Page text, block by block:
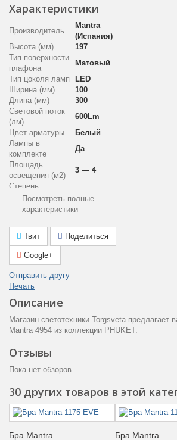
Характеристики
Производитель
Mantra
(Испания)
Высота (мм)
197
Тип поверхности
плафона
Матовый
Тип цоколя ламп
LED
Ширина (мм)
100
Длина (мм)
300
Световой поток
(лм)
600Lm
Цвет арматуры
Белый
Лампы в
комплекте
Да
Площадь
освещения (м2)
3 — 4
Степень
пылевлагозащиты
(IP) пыль (1ая
цифра)
20
Гарантия
производителя
(месяцы)
Тип поверхности
арматуры
Цвет плафона
Тип ламп
Мощность лампы
(Вт)
7
Артикул
4954
арматуры
Количество ламп
Рабочее
напряжение (V)
220
Аналог лампе
накаливания (Вт)
60
Количество
Посмотреть полные
характеристики
Твит Поделиться
Google+
Отправить другу
Печать
Описание
Магазин светотехники Torgsveta
Mantra 4954 из коллекции PHUKET.
Отзывы
Пока нет обзоров.
30 других товаров в этой
Бра Mantra... Бра Mantra...